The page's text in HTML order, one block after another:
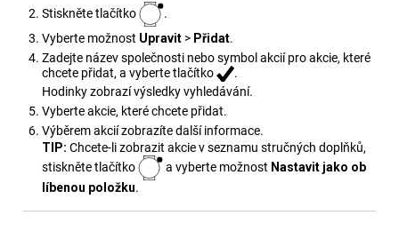
Stiskněte tlačítko
.
Vyberte možnost Upravit > Přidat.
Zadejte název společnosti nebo symbol akcií pro akcie, které
chcete přidat, a vyberte tlačítko
.
Hodinky zobrazí výsledky vyhledávání.
Vyberte akcie, které chcete přidat.
Výběrem akcií zobrazíte další informace.
TIP: Chcete-li zobrazit akcie v seznamu stručných doplňků,
stiskněte tlačítko
a vyberte možnost Nastavit jako ob​
líbenou položku.